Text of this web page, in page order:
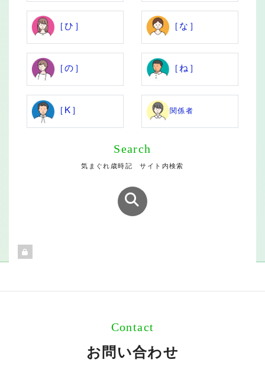
［ひ］ ［な］
［の］ ［ね］
［K］ 関係者
Search
気まぐれ歳時記 サイト内検索
Contact
お問い合わせ